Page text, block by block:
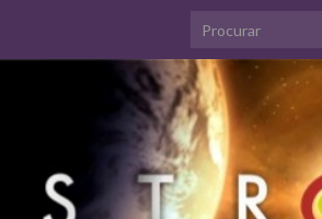
Search for: